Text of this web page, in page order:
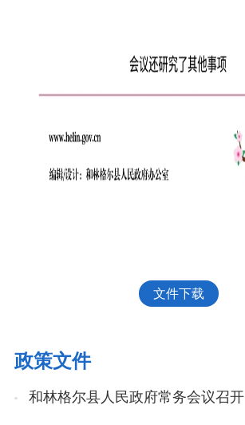
文件下载
政策文件
和林格尔县人民政府常务会议召开